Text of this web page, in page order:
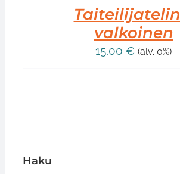
valkoinen
15,00 € (alv. 0%)
Haku